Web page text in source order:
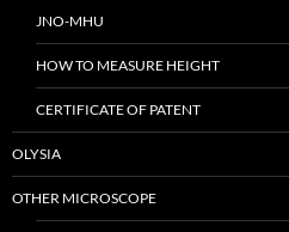
JNO-MHU
HOW TO MEASURE HEIGHT
CERTIFICATE OF PATENT
OLYSIA
OTHER MICROSCOPE